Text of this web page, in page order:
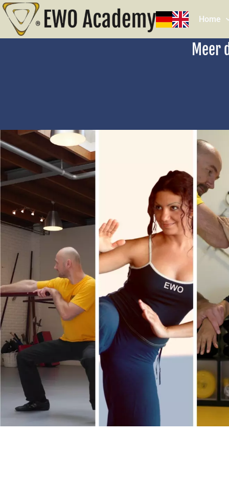
Home
Meer